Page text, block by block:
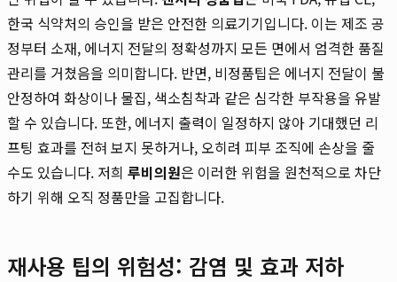
한국 식약처의 승인을 받은 안전한 의료기기입니다. 이는 제조 공
정부터 소재, 에너지 전달의 정확성까지 모든 면에서 엄격한 품질
관리를 거쳤음을 의미합니다. 반면, 비정품팁은 에너지 전달이 불
안정하여 화상이나 물집, 색소침착과 같은 심각한 부작용을 유발
할 수 있습니다. 또한, 에너지 출력이 일정하지 않아 기대했던 리
프팅 효과를 전혀 보지 못하거나, 오히려 피부 조직에 손상을 줄
수도 있습니다. 저희 루비의원은 이러한 위험을 원천적으로 차단
하기 위해 오직 정품만을 고집합니다.
재사용 팁의 위험성: 감염 및 효과 저하